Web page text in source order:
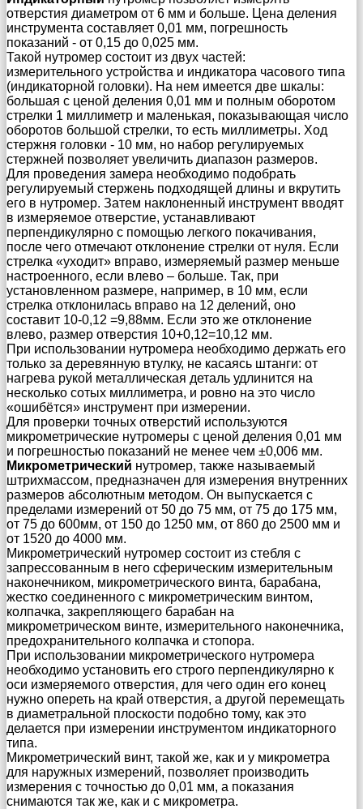
отверстия диаметром от 6 мм и больше. Цена деления
инструмента составляет 0,01 мм, погрешность
показаний - от 0,15 до 0,025 мм.
Такой нутромер состоит из двух частей:
измерительного устройства и индикатора часового типа
(индикаторной головки). На нем имеется две шкалы:
большая с ценой деления 0,01 мм и полным оборотом
стрелки 1 миллиметр и маленькая, показывающая число
оборотов большой стрелки, то есть миллиметры. Ход
стержня головки - 10 мм, но набор регулируемых
стержней позволяет увеличить диапазон размеров.
Для проведения замера необходимо подобрать
регулируемый стержень подходящей длины и вкрутить
его в нутромер. Затем наклоненный инструмент вводят
в измеряемое отверстие, устанавливают
перпендикулярно с помощью легкого покачивания,
после чего отмечают отклонение стрелки от нуля. Если
стрелка «уходит» вправо, измеряемый размер меньше
настроенного, если влево – больше. Так, при
установленном размере, например, в 10 мм, если
стрелка отклонилась вправо на 12 делений, оно
составит 10-0,12 =9,88мм. Если это же отклонение
влево, размер отверстия 10+0,12=10,12 мм.
При использовании нутромера необходимо держать его
только за деревянную втулку, не касаясь штанги: от
нагрева рукой металлическая деталь удлинится на
несколько сотых миллиметра, и ровно на это число
«ошибётся» инструмент при измерении.
Для проверки точных отверстий используются
микрометрические нутромеры с ценой деления 0,01 мм
и погрешностью показаний не менее чем ±0,006 мм.
Микрометрический нутромер, также называемый
штрихмассом, предназначен для измерения внутренних
размеров абсолютным методом. Он выпускается с
пределами измерений от 50 до 75 мм, от 75 до 175 мм,
от 75 до 600мм, от 150 до 1250 мм, от 860 до 2500 мм и
от 1520 до 4000 мм.
Микрометрический нутромер состоит из стебля с
запрессованным в него сферическим измерительным
наконечником, микрометрического винта, барабана,
жестко соединенного с микрометрическим винтом,
колпачка, закрепляющего барабан на
микрометрическом винте, измерительного наконечника,
предохранительного колпачка и стопора.
При использовании микрометрического нутромера
необходимо установить его строго перпендикулярно к
оси измеряемого отверстия, для чего один его конец
нужно опереть на край отверстия, а другой перемещать
в диаметральной плоскости подобно тому, как это
делается при измерении инструментом индикаторного
типа.
Микрометрический винт, такой же, как и у микрометра
для наружных измерений, позволяет производить
измерения с точностью до 0,01 мм, а показания
снимаются так же, как и с микрометра.